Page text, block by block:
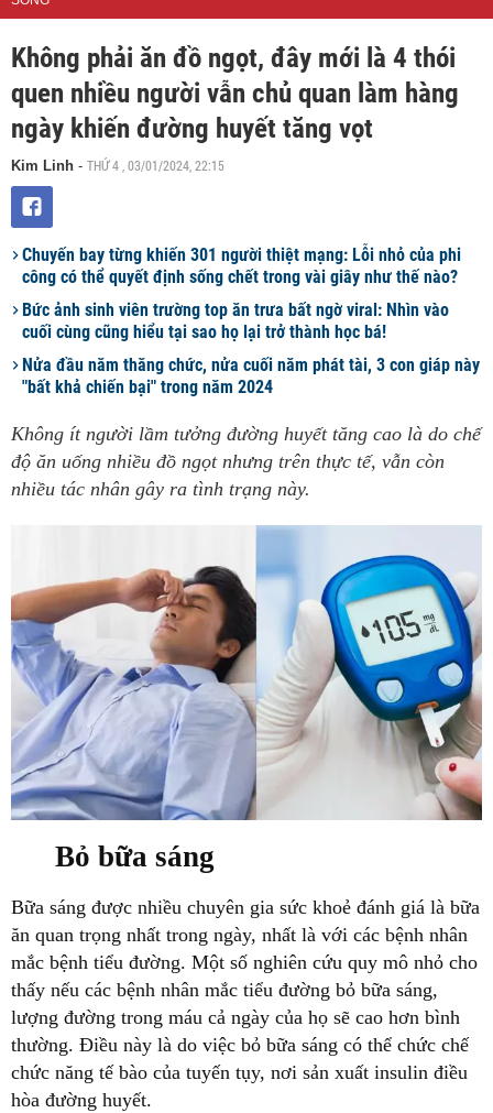
Không phải ăn đồ ngọt, đây mới là 4 thói
quen nhiều người vẫn chủ quan làm hàng
ngày khiến đường huyết tăng vọt
Kim Linh - THỨ 4 , 03/01/2024, 22:15
Chuyến bay từng khiến 301 người thiệt mạng: Lỗi nhỏ của phi
công có thể quyết định sống chết trong vài giây như thế nào?
Bức ảnh sinh viên trường top ăn trưa bất ngờ viral: Nhìn vào
cuối cùng cũng hiểu tại sao họ lại trở thành học bá!
Nửa đầu năm thăng chức, nửa cuối năm phát tài, 3 con giáp này
"bất khả chiến bại" trong năm 2024
Không ít người lầm tưởng đường huyết tăng cao là do chế
độ ăn uống nhiều đồ ngọt nhưng trên thực tế, vẫn còn
nhiều tác nhân gây ra tình trạng này.
Bỏ bữa sáng
Bữa sáng được nhiều chuyên gia sức khoẻ đánh giá là bữa
ăn quan trọng nhất trong ngày, nhất là với các bệnh nhân
mắc bệnh tiểu đường. Một số nghiên cứu quy mô nhỏ cho
thấy nếu các bệnh nhân mắc tiểu đường bỏ bữa sáng,
lượng đường trong máu cả ngày của họ sẽ cao hơn bình
thường. Điều này là do việc bỏ bữa sáng có thể chức chế
chức năng tế bào của tuyến tụy, nơi sản xuất insulin điều
hòa đường huyết.